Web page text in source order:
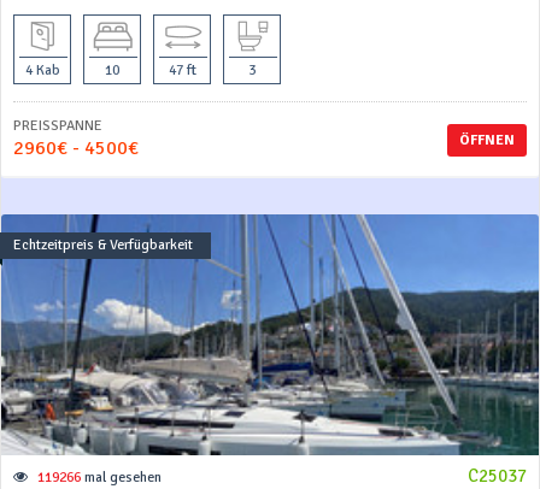
4 Kab 10 47 ft 3
ÖFFNEN
PREISSPANNE
2960€ - 4500€
Echtzeitpreis & Verfügbarkeit
C25037
119266 mal gesehen